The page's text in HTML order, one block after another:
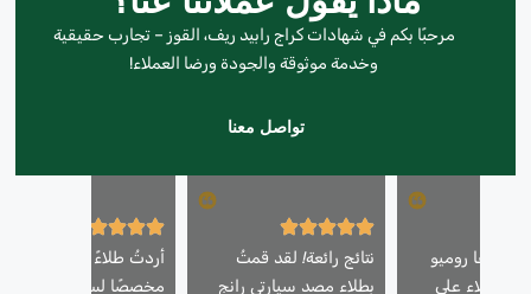
مرحبًا بكم في شهادات كراج رابيد ريف، القوز – تجارب حقيقية
وخدمة موثوقة والجودة ورضا العملاء!
تواصل معنا
ألفا روميو
الطلاء على
نتائج رائعة! لقد قمتُ
بطلاء مصد سيارتي رانج
أردتُ طلاءً غير لامعًا
مخصصًا لسيارتي